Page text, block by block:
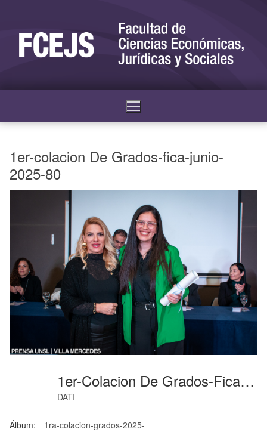
1er-colacion De Grados-fica-junio-
2025-80
1er-Colacion De Grados-Fica-Junio-2025-80
DATI
Álbum: 1ra-colacion-grados-2025-